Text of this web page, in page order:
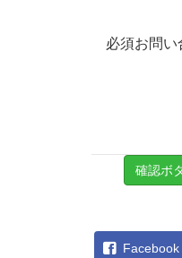
必須お問い
Facebook